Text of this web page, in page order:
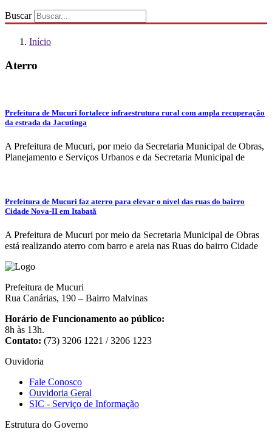
Buscar
Início
Aterro
Prefeitura de Mucuri fortalece infraestrutura rural com ampla recuperação
da estrada da Jacutinga
A Prefeitura de Mucuri, por meio da Secretaria Municipal de Obras,
Planejamento e Serviços Urbanos e da Secretaria Municipal de
Prefeitura de Mucuri faz aterro para elevar o nível das ruas do bairro
Cidade Nova-II em Itabatã
A Prefeitura de Mucuri por meio da Secretaria Municipal de Obras
está realizando aterro com barro e areia nas Ruas do bairro Cidade
Prefeitura de Mucuri
Rua Canárias, 190 – Bairro Malvinas
Horário de Funcionamento ao público:
8h às 13h.
Contato: (73) 3206 1221 / 3206 1223
Ouvidoria
Fale Conosco
Ouvidoria Geral
SIC - Serviço de Informação
Estrutura do Governo